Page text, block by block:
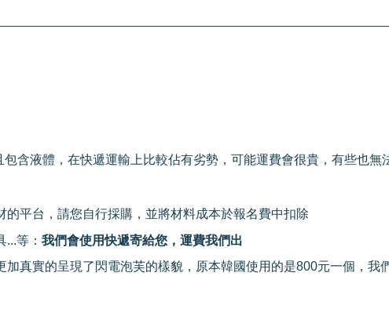
含液體，在快遞運輸上比較佔有劣勢，可能運費會很貴，有些也
平台，請您自行採購，並將材料成本於報名費中扣除
等： 我們會使用快遞寄給您，運費我們出
真實的呈現了閃電泡芙的樣貌，原本韓國使用的是800元一個，我